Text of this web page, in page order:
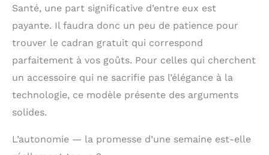
tête : 0.12 w/kg ; das
das tronc : 0.42 w/kg Le
débit d’absorption
spécifique (das) local
quantifie l’exposition de
l’utilisateurs aux ondes
électromagnétiques de
tête et le tronc et de 4
Santé, une part significative d’entre eux est
payante. Il faudra donc un peu de patience pour
trouver le cadran gratuit qui correspond
parfaitement à vos goûts. Pour celles qui cherchent
un accessoire qui ne sacrifie pas l’élégance à la
technologie, ce modèle présente des arguments
solides.
L’autonomie — la promesse d’une semaine est-elle